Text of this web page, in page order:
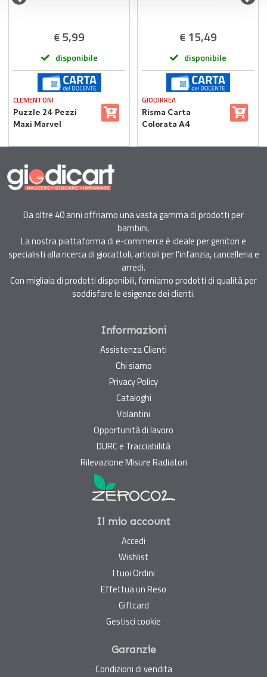
€5,99
disponibile
CLEMENTONI
Puzzle 24 Pezzi
Maxi Marvel
Clementoni
€ 15,49
disponibile
GIODIKREA
Risma Carta
Colorata A4
400 Fogli – 10 Colori
Da oltre 40 anni offriamo una vasta gamma di prodotti per
bambini.
La nostra piattaforma di e-commerce è ideale per genitori e
specialisti alla ricerca di giocattoli, articoli per l'infanzia, cancelleria e
arredi.
Con migliaia di prodotti disponibili, forniamo prodotti di qualità per
soddisfare le esigenze dei clienti.
Informazioni
Assistenza Clienti
Chi siamo
Privacy Policy
Cataloghi
Volantini
Opportunità di lavoro
DURC e Tracciabilità
Rilevazione Misure Radiatori
Il mio account
Accedi
Wishlist
I tuoi Ordini
Effettua un Reso
Giftcard
Gestisci cookie
Garanzie
Condizioni di vendita